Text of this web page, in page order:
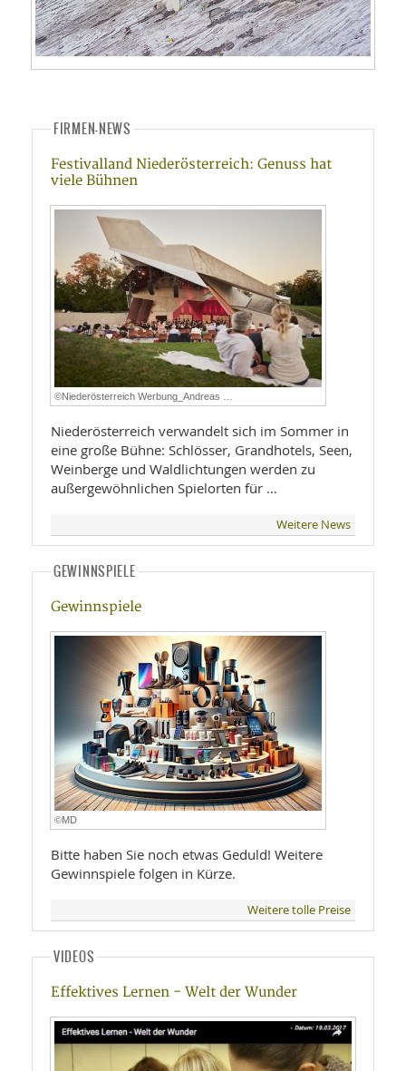
FIRMEN-NEWS
Festivalland Niederösterreich: Genuss hat
viele Bühnen
©Niederösterreich Werbung_Andreas …
Niederösterreich verwandelt sich im Sommer in
eine große Bühne: Schlösser, Grandhotels, Seen,
Weinberge und Waldlichtungen werden zu
außergewöhnlichen Spielorten für …
Weitere News
GEWINNSPIELE
Gewinnspiele
©MD
Bitte haben Sie noch etwas Geduld! Weitere
Gewinnspiele folgen in Kürze.
Weitere tolle Preise
VIDEOS
Effektives Lernen - Welt der Wunder